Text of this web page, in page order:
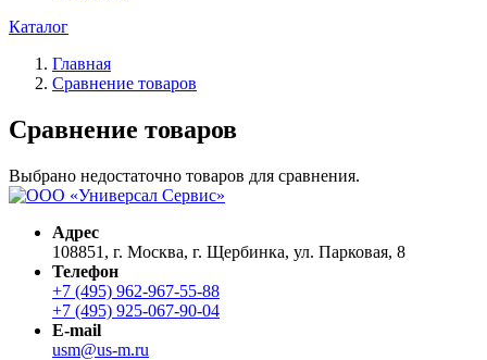
Каталог
Главная
Сравнение товаров
Сравнение товаров
Выбрано недостаточно товаров для сравнения.
Адрес
108851, г. Москва, г. Щербинка, ул. Парковая, 8
Телефон
+7 (495) 962-967-55-88
+7 (495) 925-067-90-04
E-mail
usm@us-m.ru